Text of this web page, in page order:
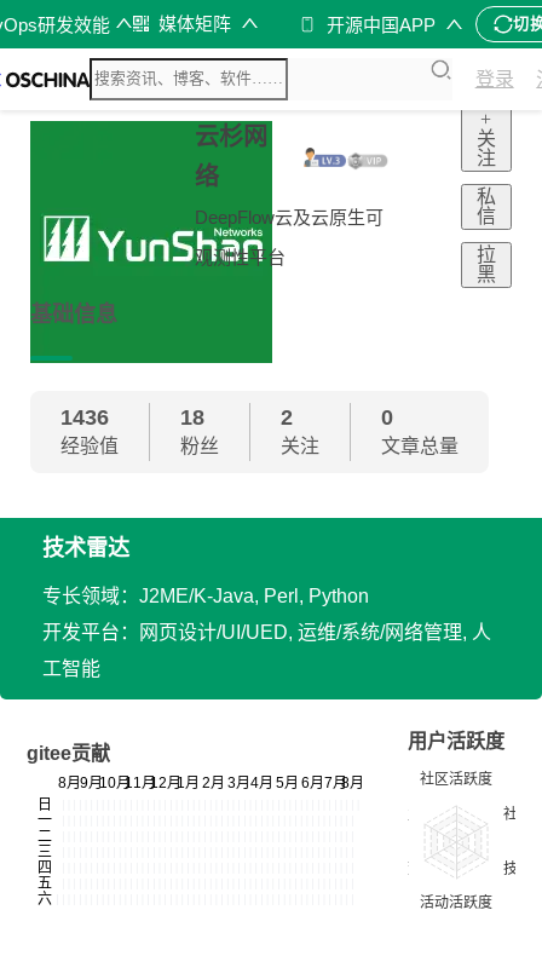
研发效能 媒体矩阵 开源中国APP 切
登录
云杉网
络
DeepFlow云及云原生可
观测性平台
+
关
注
私
信
拉
黑
基础信息
1436
经验值
18
粉丝
2
关注
0
文章总量
技术雷达
专长领域：J2ME/K-Java, Perl, Python
开发平台：网页设计/UI/UED, 运维/系统/网络管理, 人
工智能
gitee贡献
用户活跃度